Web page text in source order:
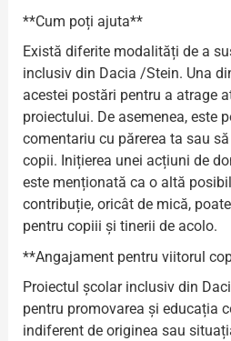
**Cum poți ajuta**
Există diferite modalități de a
inclusiv din Dacia /Stein. Una
acestei postări pentru a atrage
proiectului. De asemenea, este
comentariu cu părerea ta sau
copii. Inițierea unei acțiuni de
este menționată ca o altă
contribuție, oricât de mică,
pentru copiii și tinerii de acolo.
**Angajament pentru viitorul
Proiectul școlar inclusiv din
pentru promovarea și educația
indiferent de originea sau